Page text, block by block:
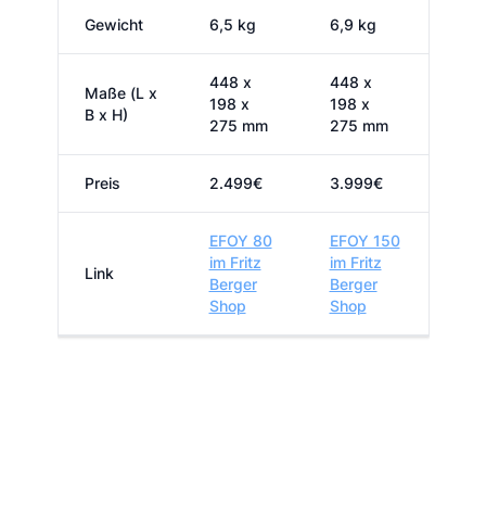
Gewicht 6,5 kg 6,9 kg
Maße (L x
B x H)
448 x
198 x
275 mm
448 x
198 x
275 mm
Preis 2.499€ 3.999€
Link
EFOY 80
im Fritz
Berger
Shop
EFOY 150
im Fritz
Berger
Shop